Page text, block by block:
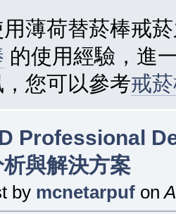
薄荷替菸棒戒
的使用經驗，進
您可以參考戒
Professional
與解決方案
by mcnetarpuf on